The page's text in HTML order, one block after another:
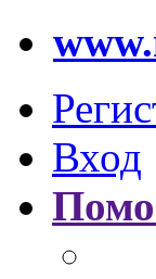
Вход